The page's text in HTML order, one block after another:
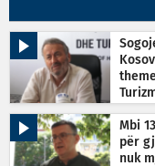
Mbi
për
nuk